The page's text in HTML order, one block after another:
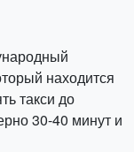
находится
такси до
30-40 минут и